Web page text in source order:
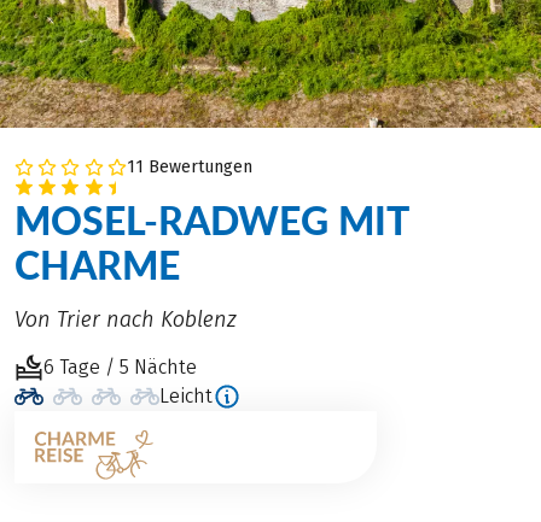
11 Bewertungen
MOSEL-RADWEG MIT
CHARME
Von Trier nach Koblenz
6 Tage / 5 Nächte
Leicht